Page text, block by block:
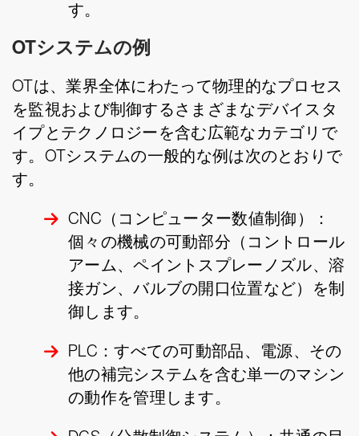
す。
OTシステムの例
OTは、業界全体にわたって物理的なプロセス
を監視および制御するさまざまなデバイスタ
イプとテクノロジーを含む広範なカテゴリで
す。OTシステムの一般的な例は次のとおりで
す。
CNC（コンピューター数値制御）：
個々の機械の可動部分（コントロール
アーム、ペイントスプレーノズル、溶
接ガン、バルブの開口位置など）を制
御します。
PLC：すべての可動部品、電源、その
他の補完システムを含む単一のマシン
の動作を管理します。